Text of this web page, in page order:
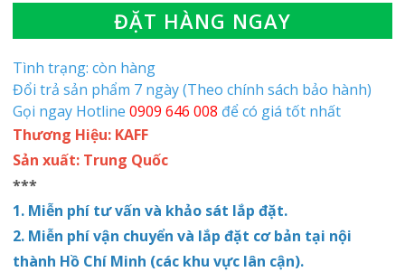
ĐẶT HÀNG NGAY
Tình trạng: còn hàng
Đổi trả sản phẩm 7 ngày (Theo chính sách bảo hành)
Gọi ngay Hotline 0909 646 008 để có giá tốt nhất
Thương Hiệu: KAFF
Sản xuất: Trung Quốc
***
1. Miễn phí tư vấn và khảo sát lắp đặt.
2. Miễn phí vận chuyển và lắp đặt cơ bản tại nội
thành Hồ Chí Minh (các khu vực lân cận).